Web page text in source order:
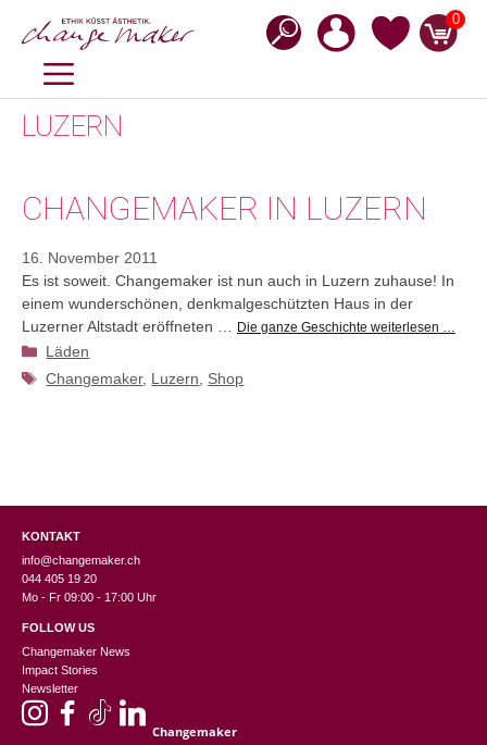
Inhalt
0
MENÜ
LUZERN
CHANGEMAKER IN LUZERN
16. November 2011
Es ist soweit. Changemaker ist nun auch in Luzern zuhause! In
einem wunderschönen, denkmalgeschützten Haus in der
Luzerner Altstadt eröffneten …
Die ganze Geschichte weiterlesen …
Kategorien
Läden
Schlagwörter
Changemaker, Luzern Shop
KONTAKT
info@changemaker.ch
044 405 19 20
Mo - Fr 09:00 - 17:00 Uhr
FOLLOW US
Changemaker News
Impact Stories
Newsletter
Changemaker